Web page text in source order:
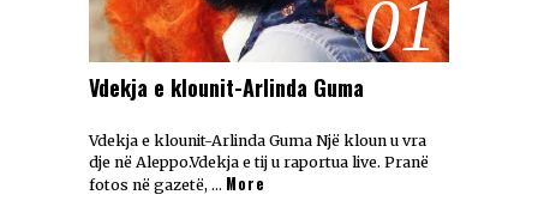
01
Vdekja e klounit-Arlinda Guma
Vdekja e klounit-Arlinda Guma Një kloun u vra
dje në Aleppo.Vdekja e tij u raportua live. Pranë
fotos në gazetë, … More